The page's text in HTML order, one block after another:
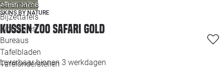
Salontafels
Bijzettafels
Sidetables
Bureaus
Tafelbladen
Tafelonderstellen
Alleen online
SKINS BY NATURE
Kussen zoo safari gold
Leverbaar binnen 3 werkdagen